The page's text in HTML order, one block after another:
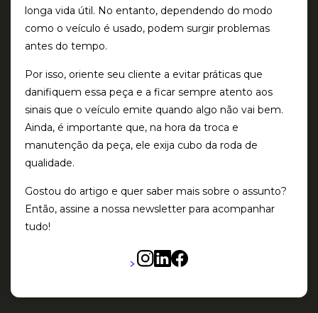
longa vida útil. No entanto, dependendo do modo
como o veículo é usado, podem surgir problemas
antes do tempo.
Por isso, oriente seu cliente a evitar práticas que
danifiquem essa peça e a ficar sempre atento aos
sinais que o veículo emite quando algo não vai bem.
Ainda, é importante que, na hora da troca e
manutenção da peça, ele exija cubo da roda de
qualidade.
Gostou do artigo e quer saber mais sobre o assunto?
Então, assine a nossa newsletter para acompanhar
tudo!
>